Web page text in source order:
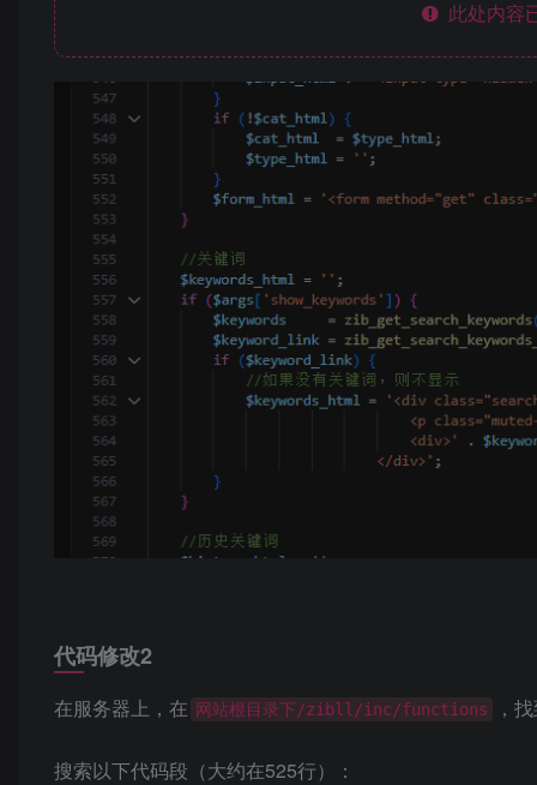
此处内容
代码修改2
在服务器上，在 网站根目录下/zibll/inc/functions ，
搜索以下代码段（大约在525行）：